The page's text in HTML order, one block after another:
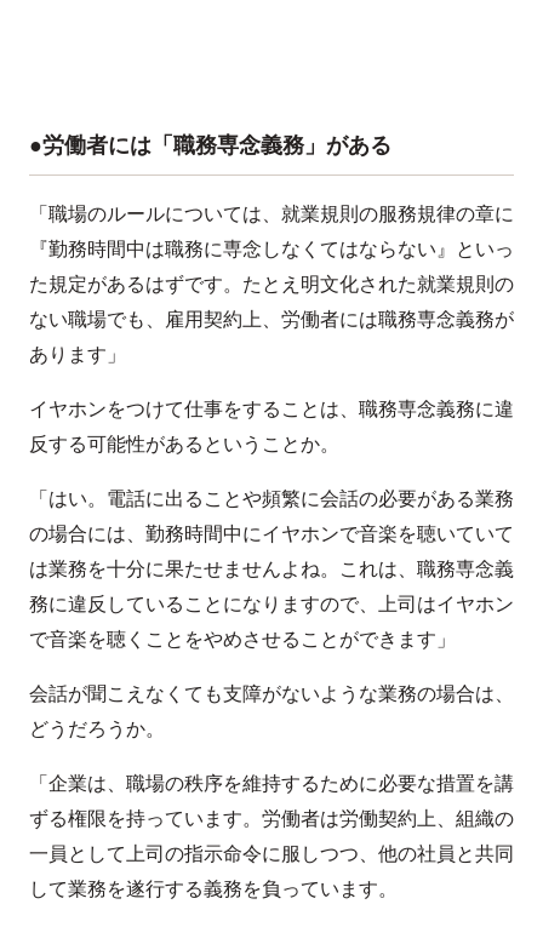
●労働者には「職務専念義務」がある
「職場のルールについては、就業規則の服務規律の章に
『勤務時間中は職務に専念しなくてはならない』といっ
た規定があるはずです。たとえ明文化された就業規則の
ない職場でも、雇用契約上、労働者には職務専念義務が
あります」
イヤホンをつけて仕事をすることは、職務専念義務に違
反する可能性があるということか。
「はい。電話に出ることや頻繁に会話の必要がある業務
の場合には、勤務時間中にイヤホンで音楽を聴いていて
は業務を十分に果たせませんよね。これは、職務専念義
務に違反していることになりますので、上司はイヤホン
で音楽を聴くことをやめさせることができます」
会話が聞こえなくても支障がないような業務の場合は、
どうだろうか。
「企業は、職場の秩序を維持するために必要な措置を講
ずる権限を持っています。労働者は労働契約上、組織の
一員として上司の指示命令に服しつつ、他の社員と共同
して業務を遂行する義務を負っています。